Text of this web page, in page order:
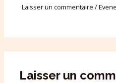
Laisser un commentaire /
Laisser un